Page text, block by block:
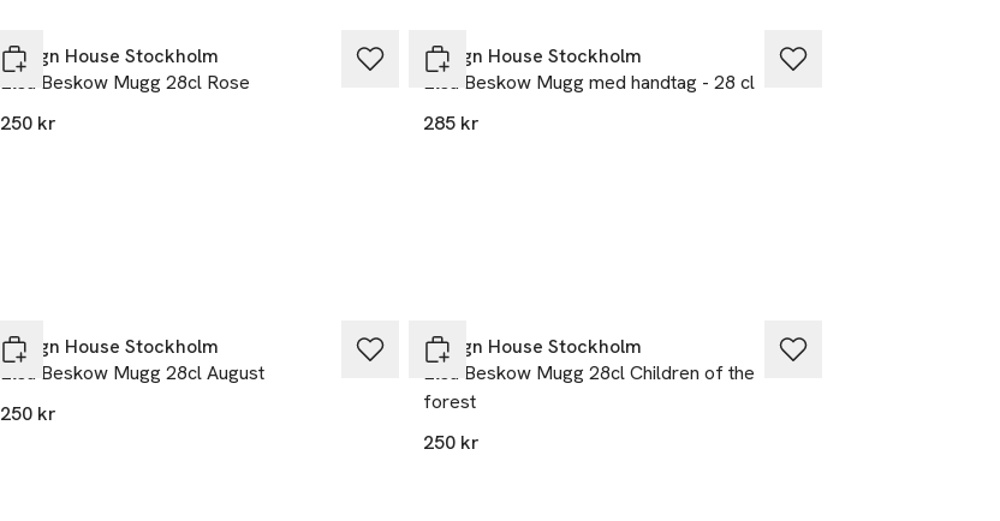
Design House Stockholm
Elsa Beskow Mugg 28cl Rose
250 kr
Design House Stockholm
Elsa Beskow Mugg med handtag - 28 cl
285 kr
Design House Stockholm
Elsa Beskow Mugg 28cl August
250 kr
Design House Stockholm
Elsa Beskow Mugg 28cl Children of the
forest
250 kr